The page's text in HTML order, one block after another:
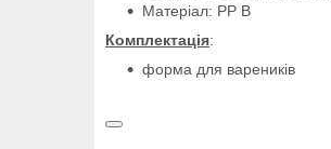
Матеріал: PP В
Комплектація:
форма для вареників